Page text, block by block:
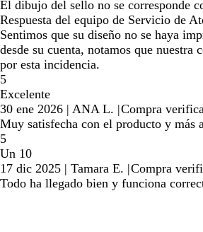
El dibujo del sello no se corresponde
Respuesta del equipo de Servicio de
Sentimos que su diseño no se haya
desde su cuenta, notamos que
por esta incidencia.
5
Excelente
30 ene 2026 | ANA L. |Compra
Muy satisfecha con el producto y más
5
Un 10
17 dic 2025 | Tamara E. |Compra
Todo ha llegado bien y funciona